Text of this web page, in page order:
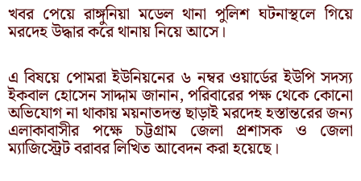
খবর পেয়ে রাঙ্গুনিয়া মডেল থানা পুলিশ ঘটনাস্থলে গিয়ে
মরদেহ উদ্ধার করে থানায় নিয়ে আসে।
এ বিষয়ে পোমরা ইউনিয়নের ৬ নম্বর ওয়ার্ডের ইউপি সদস্য
ইকবাল হোসেন সাদ্দাম জানান, পরিবারের পক্ষ থেকে কোনো
অভিযোগ না থাকায় ময়নাতদন্ত ছাড়াই মরদেহ হস্তান্তরের জন্য
এলাকাবাসীর পক্ষে চট্টগ্রাম জেলা প্রশাসক ও জেলা
ম্যাজিস্ট্রেট বরাবর লিখিত আবেদন করা হয়েছে।